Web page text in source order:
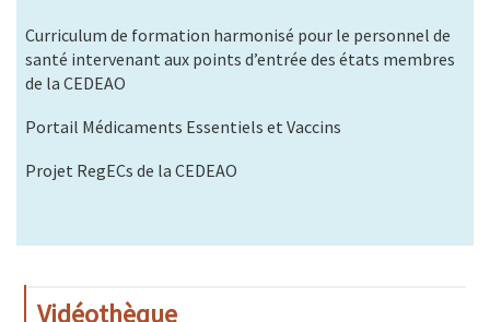
Curriculum de formation harmonisé pour le personnel de
santé intervenant aux points d’entrée des états membres
de la CEDEAO
Portail Médicaments Essentiels et Vaccins
Projet RegECs de la CEDEAO
Vidéothèque